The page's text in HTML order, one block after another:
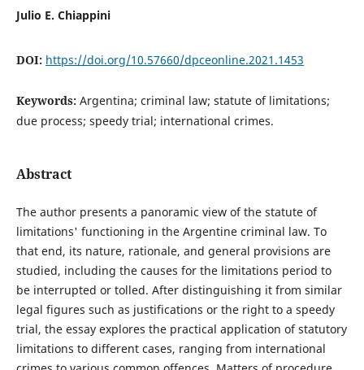
Julio E. Chiappini
DOI: https://doi.org/10.57660/dpceonline.2021.1453
Keywords: Argentina; criminal law; statute of limitations;
due process; speedy trial; international crimes.
Abstract
The author presents a panoramic view of the statute of
limitations' functioning in the Argentine criminal law. To
that end, its nature, rationale, and general provisions are
studied, including the causes for the limitations period to
be interrupted or tolled. After distinguishing it from similar
legal figures such as justifications or the right to a speedy
trial, the essay explores the practical application of statutory
limitations to different cases, ranging from international